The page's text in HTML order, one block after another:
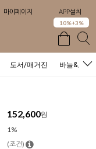
마이페이지 APP설치
10%+3%
도서/매거진 바늘&도구
152,600원
1%
(조건)